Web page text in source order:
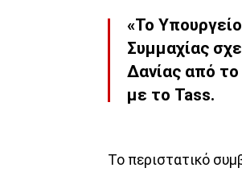
«Το
Συμμαχίας
Δανίας από
με το Tass.
Το περιστατικό